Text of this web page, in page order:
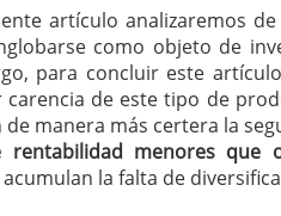
artículo analizaremos
como objeto de
para concluir este
carencia de este tipo de
de manera más certera la
rentabilidad menores que
la falta de